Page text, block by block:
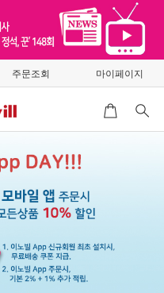
주문조회 마이페이지